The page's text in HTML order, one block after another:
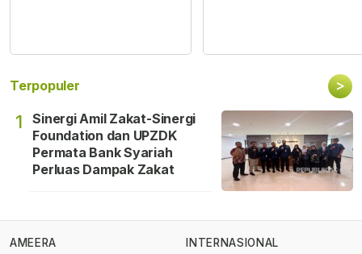
Terpopuler >
1
Sinergi Amil Zakat-Sinergi
Foundation dan UPZDK
Permata Bank Syariah
Perluas Dampak Zakat
AMEERA INTERNASIONAL